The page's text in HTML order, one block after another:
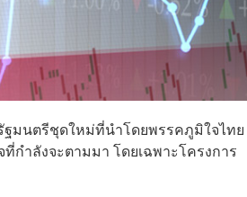
มนตรีชุดใหม่ที่นำโดยพรรคภูมิใจไทย
กำลังจะตามมา โดยเฉพาะโครงการ